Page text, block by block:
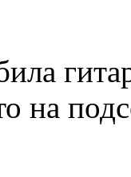
на